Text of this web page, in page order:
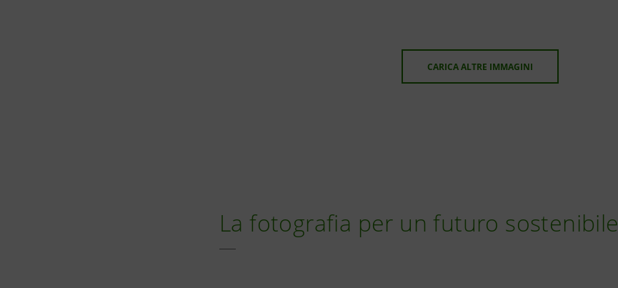
CARICA ALTRE IMMAGINI
La fotografia per un futuro sostenibile